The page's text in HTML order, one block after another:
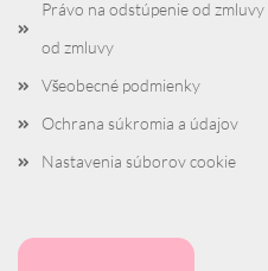
Právo na odstúpenie od
od zmluvy
Všeobecné podmienky
Ochrana súkromia a údajov
Nastavenia súborov cookie